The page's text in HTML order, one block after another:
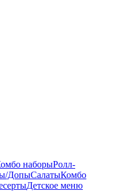
наборыРолл-
ДопыСалатыКомбо
Детское меню